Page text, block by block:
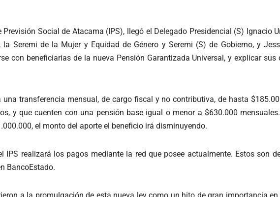
Social de Atacama (IPS), llegó el Delegado Presidencial (S) Ignacio
Seremi de la Mujer y Equidad de Género y Seremi (S) de Gobierno, y
con beneficiarias de la nueva Pensión Garantizada Universal, y explicar
una transferencia mensual, de cargo fiscal y no contributiva, de hasta
y que cuenten con una pensión base igual o menor a $630.000
el monto del aporte el beneficio irá disminuyendo.
IPS realizará los pagos mediante la red que posee actualmente. Estos son
BancoEstado.
a la promulgación de esta nueva ley como un hito de gran importancia